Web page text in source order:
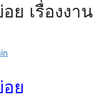
ย เรื่องงาน
ย